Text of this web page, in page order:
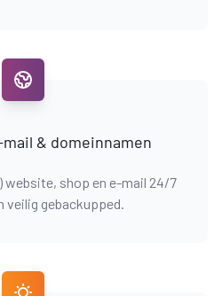
& domeinnamen
website, shop en e-mail 24/7
veilig gebackupped.